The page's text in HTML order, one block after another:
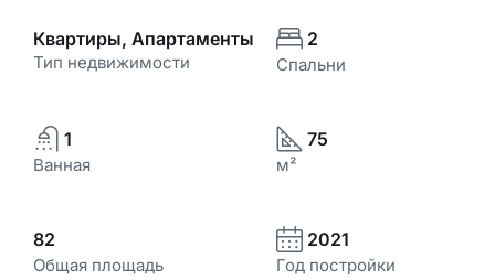
Квартиры, Апартаменты
Тип недвижимости
2
Спальни
1
Ванная
75
м²
82
Общая площадь
2021
Год постройки